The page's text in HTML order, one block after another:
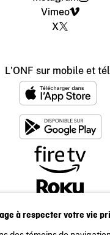
Vimeo
X
L'ONF sur mobile et
à respecter votre vie